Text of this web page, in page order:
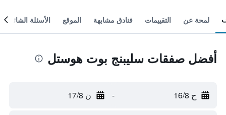
لمحة عن التقييمات فنادق مشابهة الموقع الأسئلة الشائعة
أفضل صفقات سليبنج بوت هوستل
ح 16/8 - ن 17/8